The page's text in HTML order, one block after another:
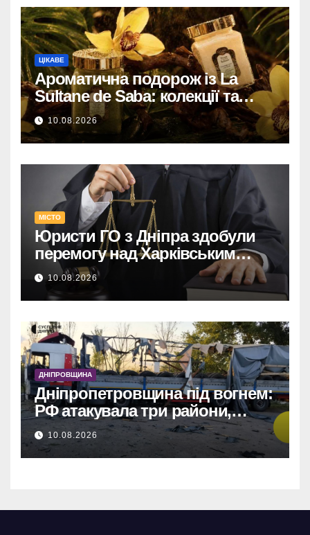
ЦІКАВЕ
Ароматична подорож із La
Sultane de Saba: колекції та
ритуали в каталозі Космі
10.08.2026
МІСТО
Юристи ГО з Дніпра здобули
перемогу над Харківським
адмінсудом у Верховному Суді.
10.08.2026
ДНІПРОВЩИНА
Дніпропетровщина під вогнем:
РФ атакувала три райони,
понівечено заправку, авто та
трактори.
10.08.2026